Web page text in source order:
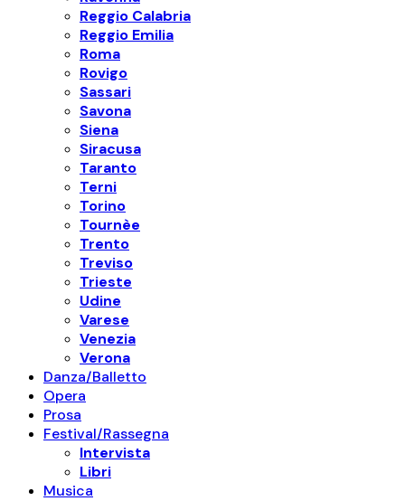
Reggio Calabria
Reggio Emilia
Roma
Rovigo
Sassari
Savona
Siena
Siracusa
Taranto
Terni
Torino
Tournèe
Trento
Treviso
Trieste
Udine
Varese
Venezia
Verona
Danza/Balletto
Opera
Prosa
Festival/Rassegna
Intervista
Libri
Musica